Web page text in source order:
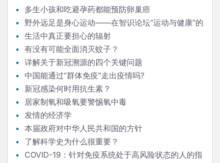
多生小孩和吃避孕药都能预防卵巢癌
野外远足是身心运动——在智识论坛“运动与健康”的
发言生活中真正要担心的辐射
有没有可能全面消灭蚊子？
详解关于新冠溯源的四个关键问题
中国能通过“群体免疫”走出疫情吗?
新冠感染何时用抗生素？
居家制氧和吸氧要警惕氧中毒
发情的经济学
本届政府对中华人民共和国的方针
了解科学史为什么很重要？
COVID-19：针对免疫系统处于高风险状态的人的指